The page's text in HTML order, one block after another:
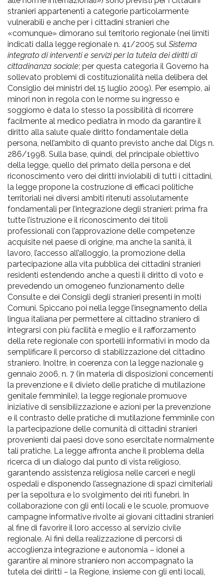
stranieri appartenenti a categorie particolarmente
vulnerabili e anche per i cittadini stranieri che
«comunque» dimorano sul territorio regionale (nei limiti
indicati dalla legge regionale n. 41/2005 sul Sistema
integrato di interventi e servizi per la tutela dei diritti di
cittadinanza sociale; per questa categoria il Governo ha
sollevato problemi di costituzionalità nella delibera del
Consiglio dei ministri del 15 luglio 2009). Per esempio, ai
minori non in regola con le norme su ingresso e
soggiorno è data lo stesso la possibilità di ricorrere
facilmente al medico pediatra in modo da garantire il
diritto alla salute quale diritto fondamentale della
persona, nell’ambito di quanto previsto anche dal Dlgs n.
286/1998. Sulla base, quindi, del principale obiettivo
della legge, quello del primato della persona e del
riconoscimento vero dei diritti inviolabili di tutti i cittadini,
la legge propone la costruzione di efficaci politiche
territoriali nei diversi ambiti ritenuti assolutamente
fondamentali per l’integrazione degli stranieri: prima fra
tutte l’istruzione e il riconoscimento dei titoli
professionali con l’approvazione delle competenze
acquisite nel paese di origine, ma anche la sanità, il
lavoro, l’accesso all’alloggio, la promozione della
partecipazione alla vita pubblica dei cittadini stranieri
residenti estendendo anche a questi il diritto di voto e
prevedendo un omogeneo funzionamento delle
Consulte e dei Consigli degli stranieri presenti in molti
Comuni. Spiccano poi nella legge l’insegnamento della
lingua italiana per permettere al cittadino straniero di
integrarsi con più facilità e meglio e il rafforzamento
della rete regionale con sportelli informativi in modo da
semplificare il percorso di stabilizzazione del cittadino
straniero. Inoltre, in coerenza con la legge nazionale 9
gennaio 2006, n. 7 (in materia di disposizioni concernenti
la prevenzione e il divieto delle pratiche di mutilazione
genitale femminile), la legge regionale promuove
iniziative di sensibilizzazione e azioni per la prevenzione
e il contrasto delle pratiche di mutilazione femminile con
la partecipazione delle comunità di cittadini stranieri
provenienti dai paesi dove sono esercitate normalmente
tali pratiche. La legge affronta anche il problema della
ricerca di un dialogo dal punto di vista religioso,
garantendo assistenza religiosa nelle carceri e negli
ospedali e disponendo l’assegnazione di spazi cimiteriali
per la sepoltura e lo svolgimento dei riti funebri. In
collaborazione con gli enti locali e le scuole, promuove
campagne informative rivolte ai giovani cittadini stranieri
al fine di favorire il loro accesso al servizio civile
regionale. Ai fini della realizzazione di percorsi di
accoglienza integrazione e autonomia – idonei a
garantire al minore straniero non accompagnato la
tutela dei diritti – la Regione, insieme con gli enti locali,